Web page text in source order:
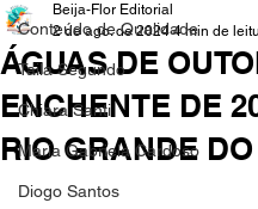
Conteúdo de Qualidade
Taila Segundo
Chiara Santi
Maria Gabriela Cardoso
Diogo Santos
ÁGUAS DE
ENCHENTE DE
RIO GRANDE
Beija-Flor Editorial
2 de ago. de 2024 4 min de